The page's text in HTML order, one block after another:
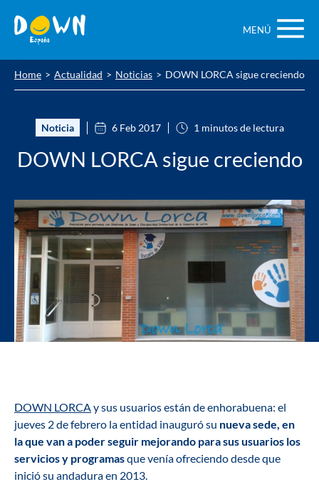
contenido
MENÚ
Home Actualidad Noticias DOWN LORCA sigue creciendo
Noticia 6 Feb 2017 1 minutos de lectura
DOWN LORCA sigue creciendo
DOWN LORCAy sus usuarios están de enhorabuena: el
jueves 2 de febrero la entidad inauguró su nueva sede, en
la que van a poder seguir mejorando para sus usuarios los
servicios y programasque venía ofreciendo desde que
inició su andadura en 2013.